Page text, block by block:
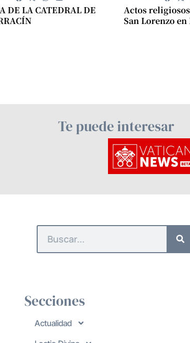
DE LA CATEDRAL DE
Actos
San Lorenzo en
Te puede interesar
Secciones
Actualidad